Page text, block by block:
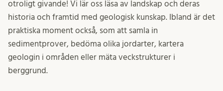
otroligt givande! Vi lär oss läsa av landskap och deras
historia och framtid med geologisk kunskap. Ibland är det
praktiska moment också, som att samla in
sedimentprover, bedöma olika jordarter, kartera
geologin i områden eller mäta veckstrukturer i
berggrund.